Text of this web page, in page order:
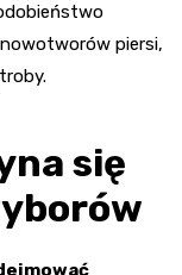
piersi,
się